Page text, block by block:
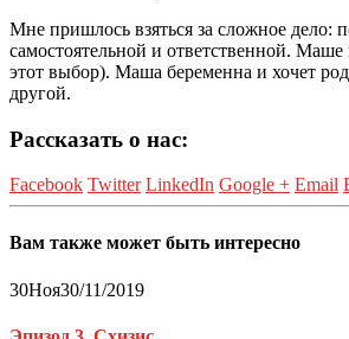
Мне пришлось взяться за сложное дело:
самостоятельной и ответственной.
этот выбор). Маша беременна и хочет
другой.
Рассказать о нас:
Facebook Twitter LinkedIn Google + Email
Вам также может быть интересно
30Ноя30/11/2019